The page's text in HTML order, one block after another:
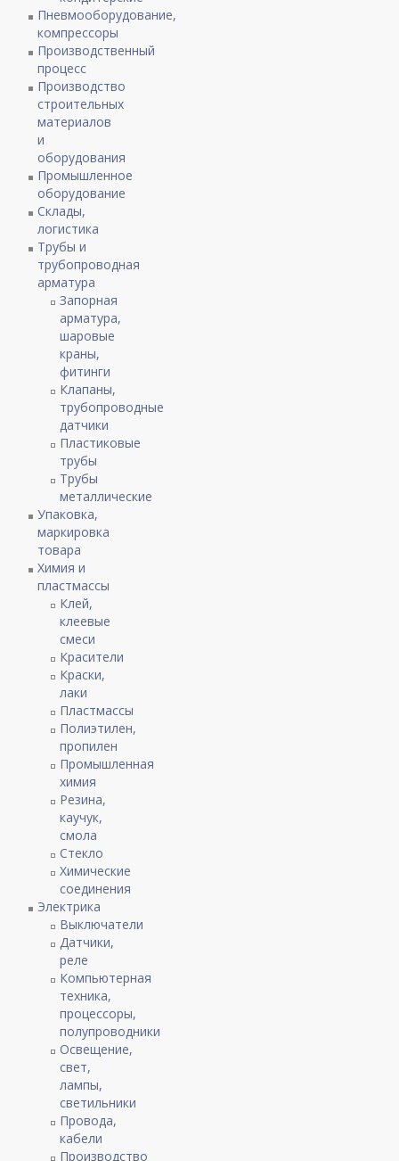
Пневмооборудование,
компрессоры
Производственный
процесс
Производство
строительных
материалов
и
оборудования
Промышленное
оборудование
Склады,
логистика
Трубы и
трубопроводная
арматура
Запорная
арматура,
шаровые
краны,
фитинги
Клапаны,
трубопроводные
датчики
Пластиковые
трубы
Трубы
металлические
Упаковка,
маркировка
товара
Химия и
пластмассы
Клей,
клеевые
смеси
Красители
Краски,
лаки
Пластмассы
Полиэтилен,
пропилен
Промышленная
химия
Резина,
каучук,
смола
Стекло
Химические
соединения
Электрика
Выключатели
Датчики,
реле
Компьютерная
техника,
процессоры,
полупроводники
Освещение,
свет,
лампы,
светильники
Провода,
кабели
Производство